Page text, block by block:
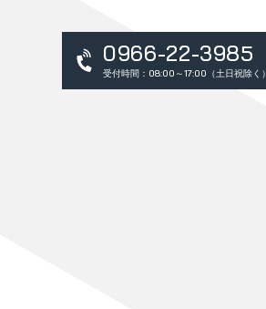
0966-22-3985
受付時間：08:00～17:00（土日祝除く）